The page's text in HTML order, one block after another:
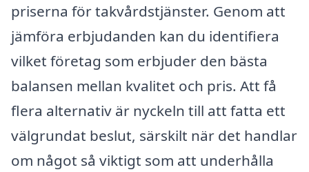
priserna för takvårdstjänster. Genom att
jämföra erbjudanden kan du identifiera
vilket företag som erbjuder den bästa
balansen mellan kvalitet och pris. Att få
flera alternativ är nyckeln till att fatta ett
välgrundat beslut, särskilt när det handlar
om något så viktigt som att underhålla